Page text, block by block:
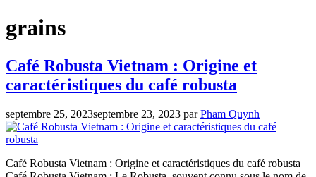
grains
Café Robusta Vietnam : Origine et
caractéristiques du café robusta
septembre 25, 2023septembre 23, 2023 parPham Quynh
Café Robusta Vietnam : Origine et caractéristiques du café robusta